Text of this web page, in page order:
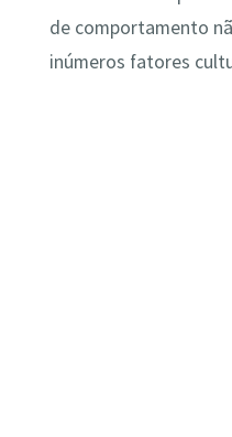
de comportamento
inúmeros fatores